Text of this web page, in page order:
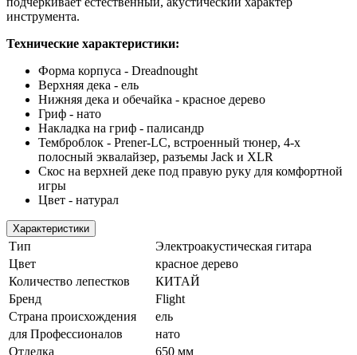
инструмента.
Технические характеристики:
Форма корпуса - Dreadnought
Верхняя дека - ель
Нижняя дека и обечайка - красное дерево
Гриф - нато
Накладка на гриф - палисандр
Темброблок - Prener-LC, встроенный тюнер, 4-х
полосный эквалайзер, разъемы Jack и XLR
Скос на верхней деке под правую руку для комфортной
игры
Цвет - натурал
Характеристики
Тип
Электроакустическая гитара
Цвет
красное дерево
Количество лепестков
КИТАЙ
Бренд
Flight
Страна происхождения
ель
для Профессионалов
нато
Отделка
650 мм